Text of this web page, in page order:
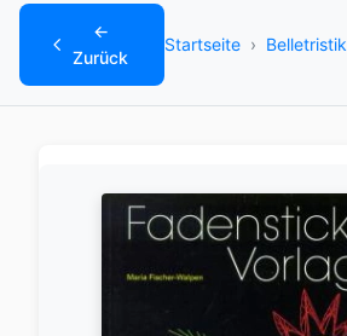
←
Zurück
Startseite › Belletristik